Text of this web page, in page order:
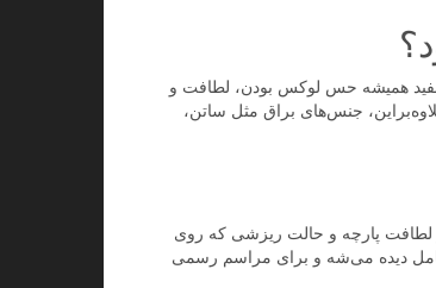
همیشه حس لوکس بودن، لطافت و
جنس‌های براق مثل ساتن،
لطافت پارچه و حالت ریزشی که روی
دیده می‌شه و برای مراسم رسمی